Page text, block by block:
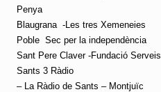
Penya
Blaugrana -Les tres Xemeneies
Poble Sec per la independència
Sant Pere Claver -Fundació
Sants 3 Ràdio
– La Ràdio de Sants – Montjuïc